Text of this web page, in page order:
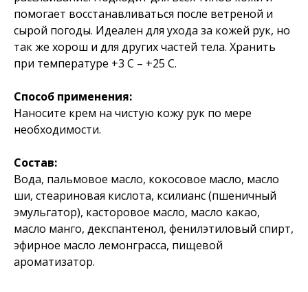
помогает восстанавливаться после ветреной и
сырой погоды. Идеален для ухода за кожей рук, но
так же хорош и для других частей тела. Хранить
при температуре +3 C – +25 С.
Способ применения:
Наносите крем на чистую кожу рук по мере
необходимости.
Состав:
Вода, пальмовое масло, кокосовое масло, масло
ши, стеариновая кислота, ксилианс (пшеничный
эмульгатор), касторовое масло, масло какао,
масло манго, декспантенол, фенилэтиловый спирт,
эфирное масло лемонграсса, пищевой
ароматизатор.